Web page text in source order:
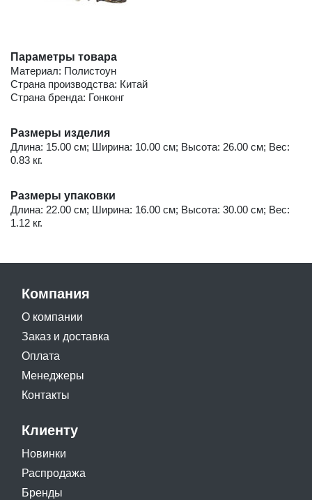
Параметры товара
Материал: Полистоун
Страна производства: Китай
Страна бренда: Гонконг
Размеры изделия
Длина: 15.00 см; Ширина: 10.00 см; Высота: 26.00 см; Вес:
0.83 кг.
Размеры упаковки
Длина: 22.00 см; Ширина: 16.00 см; Высота: 30.00 см; Вес:
1.12 кг.
Компания
О компании
Заказ и доставка
Оплата
Менеджеры
Контакты
Клиенту
Новинки
Распродажа
Бренды